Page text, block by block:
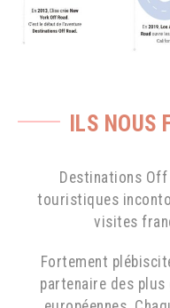
ILS NOUS
Destinations Off
touristiques
visites
Fortement
partenaire des plus